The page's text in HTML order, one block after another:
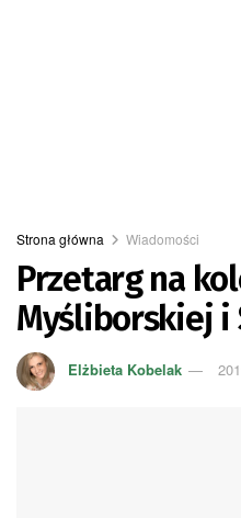
Strona główna Wiadomości
Przetarg na
Myśliborskiej i
Elżbieta Kobelak